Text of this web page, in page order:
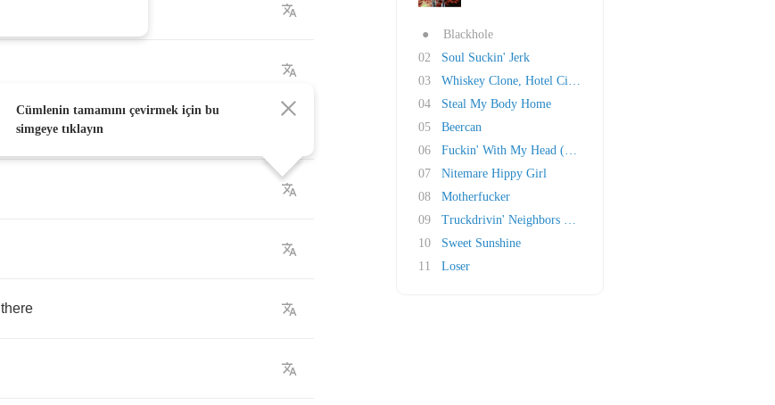
there
Cümlenin tamamını çevirmek için bu
simgeye tıklayın
●
Blackhole
02
Soul Suckin' Jerk
03
Whiskey Clone, Hotel City 1997
04
Steal My Body Home
05
Beercan
06
Fuckin' With My Head (Mountain Dew Rock)
07
Nitemare Hippy Girl
08
Motherfucker
09
Truckdrivin' Neighbors Downstairs (Yellow Swe..
10
Sweet Sunshine
11
Loser